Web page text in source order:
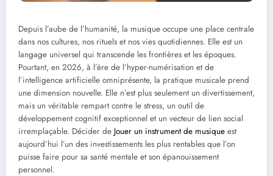
Depuis l’aube de l’humanité, la musique occupe une place centrale
dans nos cultures, nos rituels et nos vies quotidiennes. Elle est un
langage universel qui transcende les frontières et les époques.
Pourtant, en 2026, à l’ère de l’hyper-numérisation et de
l’intelligence artificielle omniprésente, la pratique musicale prend
une dimension nouvelle. Elle n’est plus seulement un divertissement,
mais un véritable rempart contre le stress, un outil de
développement cognitif exceptionnel et un vecteur de lien social
irremplaçable. Décider de Jouer un instrument de musique est
aujourd’hui l’un des investissements les plus rentables que l’on
puisse faire pour sa santé mentale et son épanouissement
personnel.